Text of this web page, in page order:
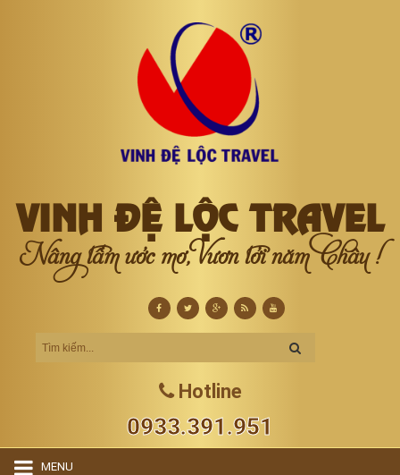
VINH ĐỆ LỘC TRAVEL
Nâng tầm ước mơ, Vươn tới năm Châu !
Hotline
0933.391.951
MENU